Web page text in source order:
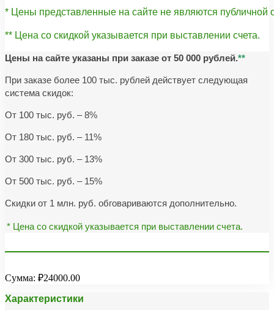
* Цены представленные на сайте не являются публичной
** Цена со скидкой указывается при выставлении счета.
Цены на сайте указаны при заказе от 50 000 рублей.**
При заказе более 100 тыс. рублей действует следующая
система скидок:
От 100 тыс. руб. – 8%
От 180 тыс. руб. – 11%
От 300 тыс. руб. – 13%
От 500 тыс. руб. – 15%
Скидки от 1 млн. руб. обговариваются дополнительно.
* Цена со скидкой указывается при выставлении счета.
Сумма: ₽24000.00
Характеристики